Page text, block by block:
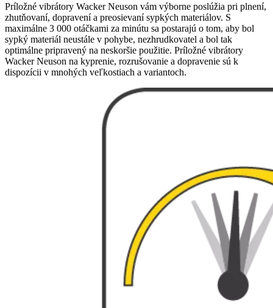
Príložné vibrátory Wacker Neuson vám výborne poslúžia pri plnení,
zhutňovaní, dopravení a preosievaní sypkých materiálov. S
maximálne 3 000 otáčkami za minútu sa postarajú o tom, aby bol
sypký materiál neustále v pohybe, nezhrudkovatel a bol tak
optimálne pripravený na neskoršie použitie. Príložné vibrátory
Wacker Neuson na kyprenie, rozrušovanie a dopravenie sú k
dispozícii v mnohých veľkostiach a variantoch.